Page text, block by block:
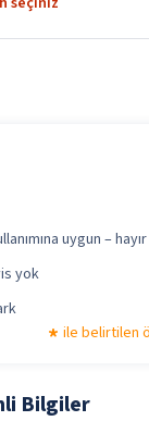
uygun – hayır
yok
ile belirtilen
Bilgiler